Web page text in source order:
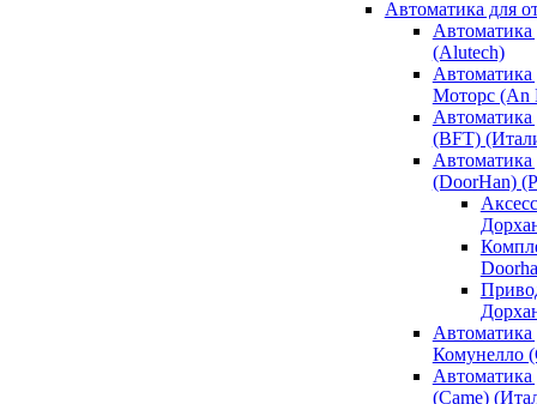
Автоматика для
(Alutech)
Моторс (An
(BFT)
Автоматика
(DoorHan)
Автоматика
Комунелло
(Came)